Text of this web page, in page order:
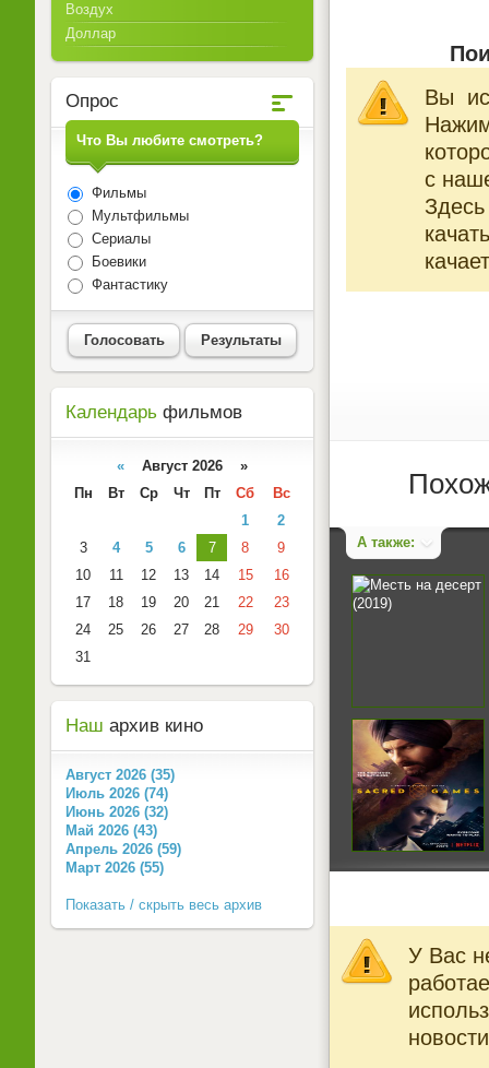
Вы
с
А также:
У Вас
Воздух
Доллар
Опрос
Что Вы любите смотреть?
Фильмы
Мультфильмы
Сериалы
Боевики
Фантастику
Голосовать Результаты
Календарь фильмов
« Август 2026 »
Пн
Вт Ср Чт Пт Сб
Вс
1
2
3
4 5 6 7 8
9
10
11 12 13 14 15
16
17
18 19 20 21 22
23
24
25 26 27 28 29
30
31
Наш архив кино
Август 2026 (35)
Июль 2026 (74)
Июнь 2026 (32)
Май 2026 (43)
Апрель 2026 (59)
Март 2026 (55)
Показать / скрыть весь архив